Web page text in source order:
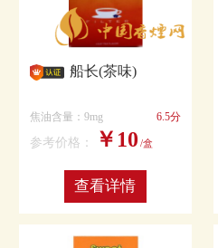
船长(茶味)
焦油含量：9mg 6.5分
参考价格： ￥10 /盒
查看详情